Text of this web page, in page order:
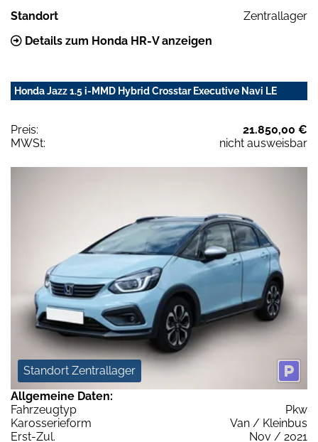
Standort
Zentrallager
Details zum Honda HR-V anzeigen
Honda Jazz 1.5 i-MMD Hybrid Crosstar Executive Navi LE
Preis:
21.850,00 €
MWSt:
nicht ausweisbar
Standort Zentrallager
Allgemeine Daten:
Fahrzeugtyp
Pkw
Karosserieform
Van / Kleinbus
Erst-Zul.
Nov / 2021